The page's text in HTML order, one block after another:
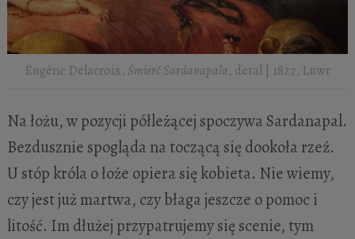
Eugène Delacroix, Śmierć Sardanapala, detal | 1827, Luwr
Na łożu, w pozycji półleżącej spoczywa Sardanapal.
Bezdusznie spogląda na toczącą się dookoła rzeź.
U stóp króla o łoże opiera się kobieta. Nie wiemy,
czy jest już martwa, czy błaga jeszcze o pomoc i
litość. Im dłużej przypatrujemy się scenie, tym